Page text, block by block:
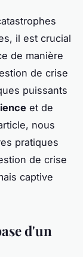
il est crucial
de manière
de crise
puissants
et de
nous
pratiques
de crise
captive
d'un